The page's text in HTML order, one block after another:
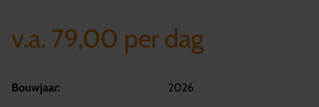
v.a. 79,00 per dag
Bouwjaar: 2026